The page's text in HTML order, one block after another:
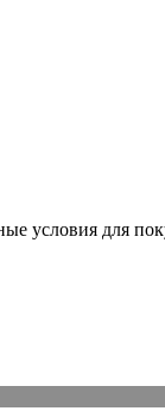
для